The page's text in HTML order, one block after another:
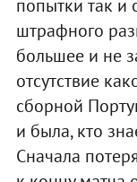
попытки так и
штрафного
большее и не
отсутствие
сборной
и была, кто
Сначала